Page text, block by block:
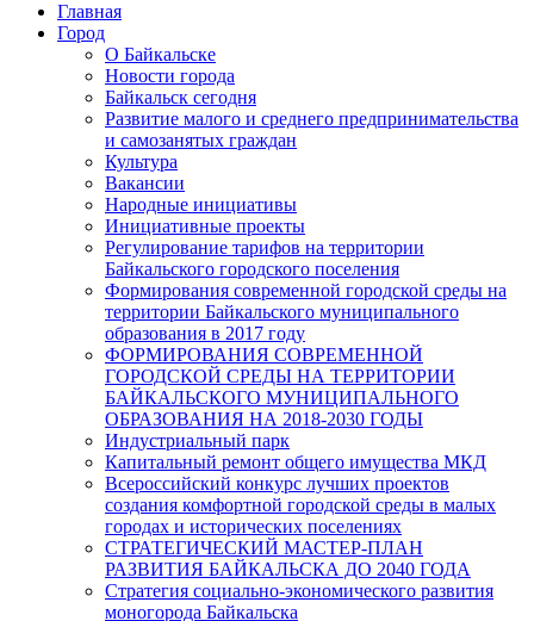
Главная
Город
О Байкальске
Новости города
Байкальск сегодня
Развитие малого и среднего предпринимательства
и самозанятых граждан
Культура
Вакансии
Народные инициативы
Инициативные проекты
Регулирование тарифов на территории
Байкальского городского поселения
Формирования современной городской среды на
территории Байкальского муниципального
образования в 2017 году
ФОРМИРОВАНИЯ СОВРЕМЕННОЙ
ГОРОДСКОЙ СРЕДЫ НА ТЕРРИТОРИИ
БАЙКАЛЬСКОГО МУНИЦИПАЛЬНОГО
ОБРАЗОВАНИЯ НА 2018-2030 ГОДЫ
Индустриальный парк
Капитальный ремонт общего имущества МКД
Всероссийский конкурс лучших проектов
создания комфортной городской среды в малых
городах и исторических поселениях
СТРАТЕГИЧЕСКИЙ МАСТЕР-ПЛАН
РАЗВИТИЯ БАЙКАЛЬСКА ДО 2040 ГОДА
Стратегия социально-экономического развития
моногорода Байкальска